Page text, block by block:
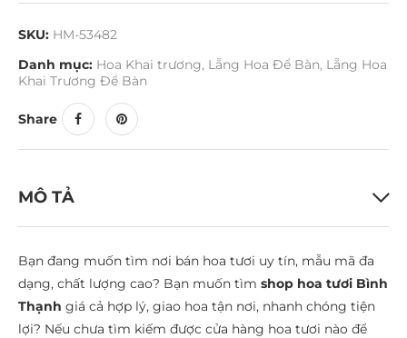
SKU: HM-53482
Danh mục: Hoa Khai trương, Lẵng Hoa Để Bàn, Lẵng Hoa
Khai Trương Để Bàn
Share
MÔ TẢ
Bạn đang muốn tìm nơi bán hoa tươi uy tín, mẫu mã đa
dạng, chất lượng cao? Bạn muốn tìm shop hoa tươi Bình
Thạnh giá cả hợp lý, giao hoa tận nơi, nhanh chóng tiện
lợi? Nếu chưa tìm kiếm được cửa hàng hoa tươi nào để